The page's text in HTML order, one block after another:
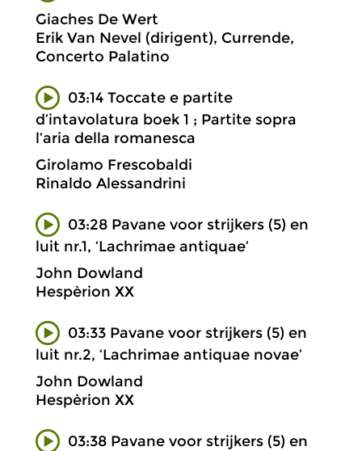
Giaches De Wert
Erik Van Nevel (dirigent), Currende,
Concerto Palatino
03:14 Toccate e partite
d’intavolatura boek 1 ; Partite sopra
l’aria della romanesca
Girolamo Frescobaldi
Rinaldo Alessandrini
03:28 Pavane voor strijkers (5) en
luit nr.1, ‘Lachrimae antiquae’
John Dowland
Hespèrion XX
03:33 Pavane voor strijkers (5) en
luit nr.2, ‘Lachrimae antiquae novae’
John Dowland
Hespèrion XX
03:38 Pavane voor strijkers (5) en